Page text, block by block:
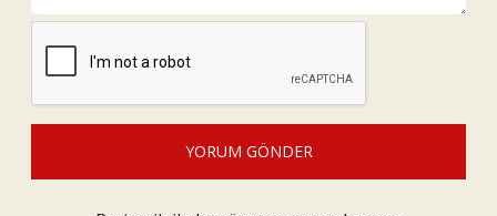
Bu içerik ile henüz yorum yazılmamış
İlginizi Çekebilir